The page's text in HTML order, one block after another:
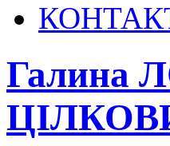
Галина